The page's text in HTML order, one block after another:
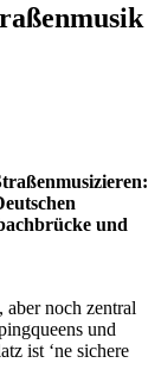
und
aber noch zentral
und
ist ‘ne sichere